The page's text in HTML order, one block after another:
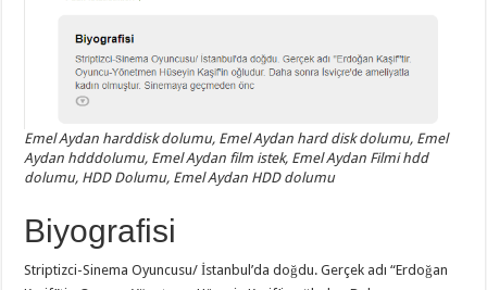
Emel Aydan harddisk dolumu, Emel Aydan hard disk dolumu, Emel
Aydan hdddolumu, Emel Aydan film istek, Emel Aydan Filmi hdd
dolumu, HDD Dolumu, Emel Aydan HDD dolumu
Biyografisi
Striptizci-Sinema Oyuncusu/ İstanbul’da doğdu. Gerçek adı “Erdoğan